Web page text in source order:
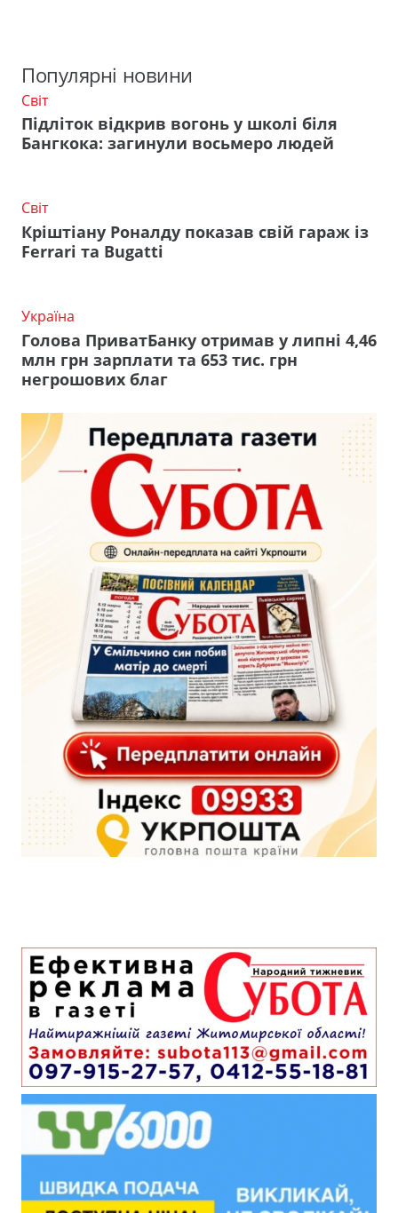
Популярні новини
Світ
Підліток відкрив вогонь у школі біля
Бангкока: загинули восьмеро людей
Світ
Кріштіану Роналду показав свій гараж із
Ferrari та Bugatti
Україна
Голова ПриватБанку отримав у липні 4,46
млн грн зарплати та 653 тис. грн
негрошових благ